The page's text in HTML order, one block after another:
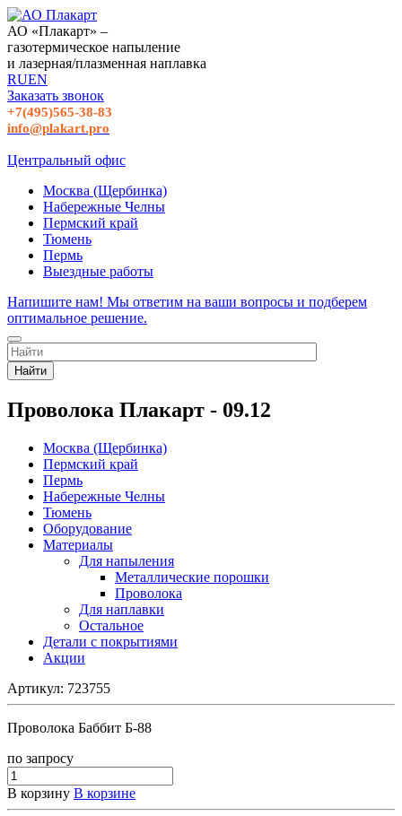
АО «Плакарт» –
газотермическое напыление
и лазерная/плазменная наплавка
RUEN
Заказать звонок
+7(495)565-38-83
info@plakart.pro
Центральный офис
Москва (Щербинка)
Набережные Челны
Пермский край
Тюмень
Пермь
Выездные работы
Напишите нам! Мы ответим на ваши вопросы и подберем
оптимальное решение.
Найти
Проволока Плакарт - 09.12
Москва (Щербинка)
Пермский край
Пермь
Набережные Челны
Тюмень
Оборудование
Материалы
Для напыления
Металлические порошки
Проволока
Для наплавки
Остальное
Детали с покрытиями
Акции
Артикул: 723755
Проволока Баббит Б-88
по запросу
В корзину В корзине